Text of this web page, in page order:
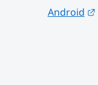
Android